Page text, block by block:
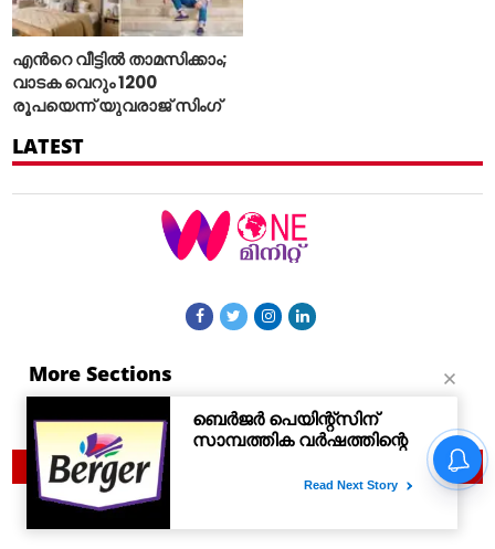
എന്‍റെ വീട്ടില്‍ താമസിക്കാം;
വാടക വെറും 1200
രൂപയെന്ന് യുവരാജ് സിംഗ്
LATEST
More Sections